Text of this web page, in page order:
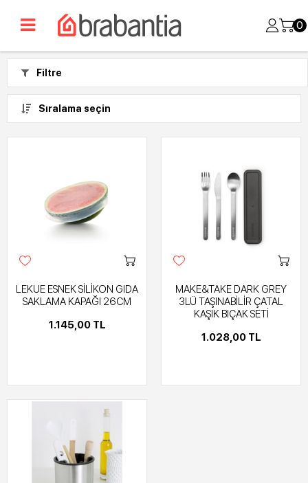
0
Filtre
Sıralama seçin
LEKUE ESNEK SİLİKON GIDA
SAKLAMA KAPAĞI 26CM
1.145,00 TL
MAKE&TAKE DARK GREY
3LÜ TAŞINABİLİR ÇATAL
KAŞIK BIÇAK SETİ
1.028,00 TL